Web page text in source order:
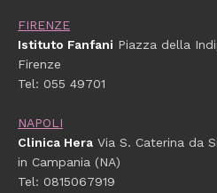
FIRENZE
Istituto Fanfani Piazza della
Firenze
Tel: 055 49701
NAPOLI
Clinica Hera Via S. Caterina da
in Campania (NA)
Tel: 0815067919